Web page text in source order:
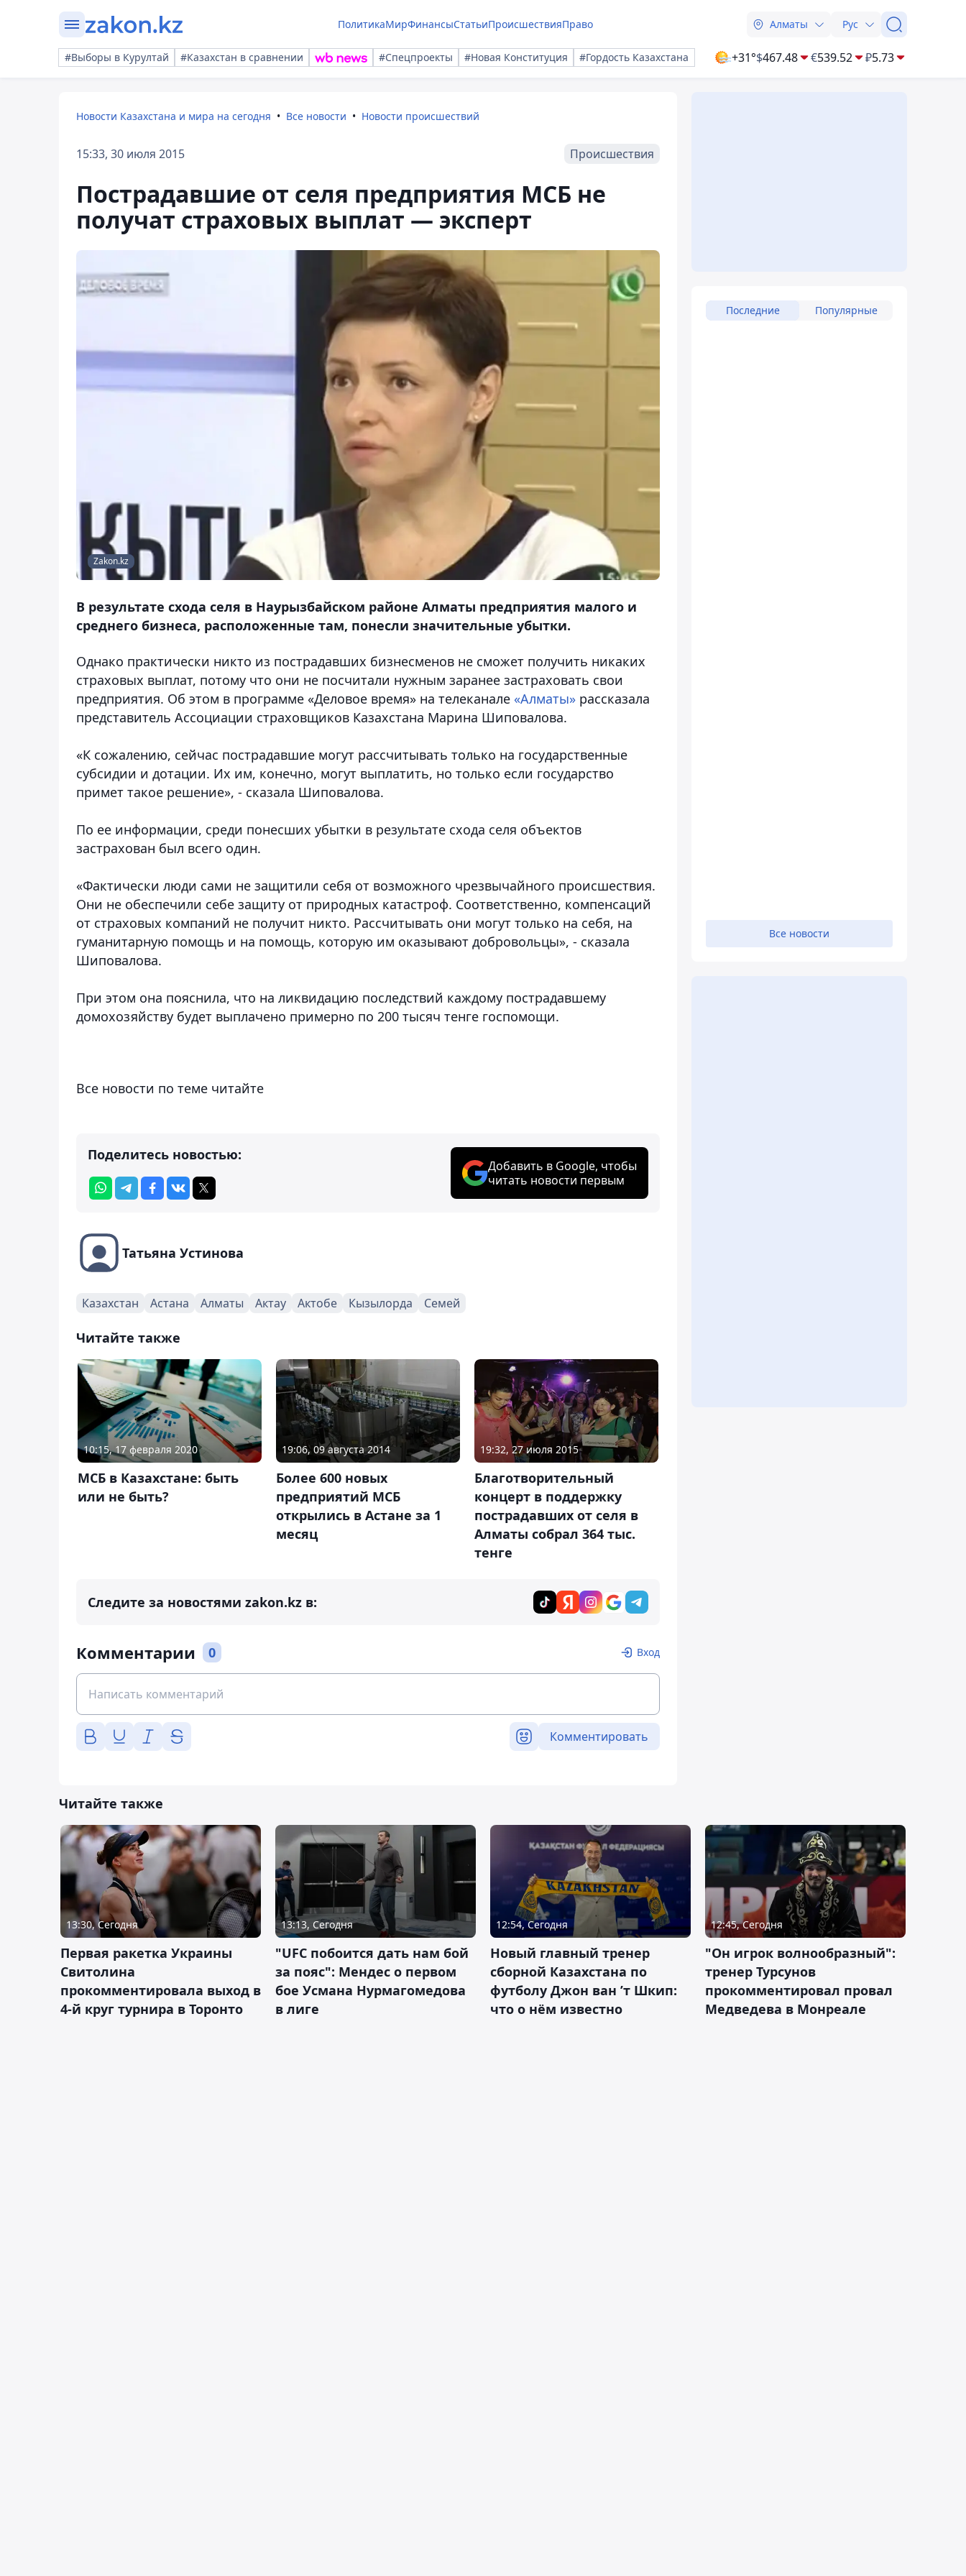
ПолитикаМирФинансыСтатьиПроисшествияПраво Алматы Рус
#Выборы в Курултай #Казахстан в сравнении #Спецпроекты #Новая Конституция #Гордость Казахстана +31°$467.48 €539.52 ₽5.73
Новости Казахстана и мира на сегодня Все новости Новости происшествий
15:33, 30 июля 2015 Происшествия
Пострадавшие от селя предприятия МСБ не
получат страховых выплат — эксперт
Zakon.kz
В результате схода селя в Наурызбайском районе Алматы предприятия малого и
среднего бизнеса, расположенные там, понесли значительные убытки.
Однако практически никто из пострадавших бизнесменов не сможет получить никаких
страховых выплат, потому что они не посчитали нужным заранее застраховать свои
предприятия. Об этом в программе «Деловое время» на телеканале «Алматы» рассказала
представитель Ассоциации страховщиков Казахстана Марина Шиповалова.
«К сожалению, сейчас пострадавшие могут рассчитывать только на государственные
субсидии и дотации. Их им, конечно, могут выплатить, но только если государство
примет такое решение», - сказала Шиповалова.
По ее информации, среди понесших убытки в результате схода селя объектов
застрахован был всего один.
«Фактически люди сами не защитили себя от возможного чрезвычайного происшествия.
Они не обеспечили себе защиту от природных катастроф. Соответственно, компенсаций
от страховых компаний не получит никто. Рассчитывать они могут только на себя, на
гуманитарную помощь и на помощь, которую им оказывают добровольцы», - сказала
Шиповалова.
При этом она пояснила, что на ликвидацию последствий каждому пострадавшему
домохозяйству будет выплачено примерно по 200 тысяч тенге госпомощи.
Все новости по теме читайте
Поделитесь новостью:
Добавить в Google, чтобы
читать новости первым
Татьяна Устинова
Казахстан Астана Алматы Актау Актобе Кызылорда Семей
Читайте также
10:15, 17 февраля 2020
МСБ в Казахстане: быть
или не быть?
19:06, 09 августа 2014
Более 600 новых
предприятий МСБ
открылись в Астане за 1
месяц
19:32, 27 июля 2015
Благотворительный
концерт в поддержку
пострадавших от селя в
Алматы собрал 364 тыс.
тенге
Следите за новостями zakon.kz в:
Комментарии 0 Вход
Комментировать
Последние Популярные
Все новости
Читайте также
13:30, Сегодня
Первая ракетка Украины
Свитолина
прокомментировала выход в
4-й круг турнира в Торонто
13:13, Сегодня
"UFC побоится дать нам бой
за пояс": Мендес о первом
бое Усмана Нурмагомедова
в лиге
12:54, Сегодня
Новый главный тренер
сборной Казахстана по
футболу Джон ван ’т Шкип:
что о нём известно
12:45, Сегодня
"Он игрок волнообразный":
тренер Турсунов
прокомментировал провал
Медведева в Монреале